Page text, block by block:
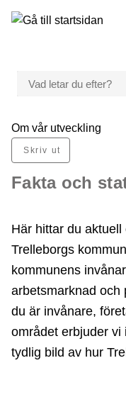
Gå till innehåll
till huvudmeny
Du är här:
Om vår utveckling
Skriv ut
Fakta och
Här hittar du
Trelleborgs
kommunens
arbetsmarknad och
du är invånare,
området erbjuder vi
tydlig bild av hur